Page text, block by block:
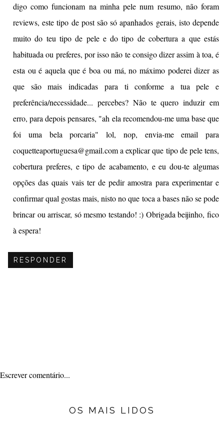
digo como funcionam na minha pele num resumo, não foram
reviews, este tipo de post são só apanhados gerais, isto depende
muito do teu tipo de pele e do tipo de cobertura a que estás
habituada ou preferes, por isso não te consigo dizer assim à toa, é
esta ou é aquela que é boa ou má, no máximo poderei dizer as
que são mais indicadas para ti conforme a tua pele e
preferência/necessidade... percebes? Não te quero induzir em
erro, para depois pensares, "ah ela recomendou-me uma base que
foi uma bela porcaria" lol, nop, envia-me email para
coquetteaportuguesa@gmail.com a explicar que tipo de pele tens,
cobertura preferes, e tipo de acabamento, e eu dou-te algumas
opções das quais vais ter de pedir amostra para experimentar e
confirmar qual gostas mais, nisto no que toca a bases não se pode
brincar ou arriscar, só mesmo testando! :) Obrigada beijinho, fico
à espera!
RESPONDER
Escrever comentário...
OS MAIS LIDOS